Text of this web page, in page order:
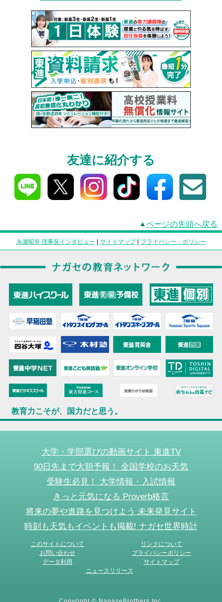
友達に紹介する
ページの先頭へ戻る
永瀬昭幸 理事長インタビュー サイトマップ| プライバシー・ポリシー
教育力こそが、国力だと思う。
大学・学部選びの動画サイト 東進TV
90日先まで大胆予報！ 全国学校のお天気
受験生必見！ 大学情報・入試情報
きっと元気になる Proverb格言
将来の夢や進路を見つけよう 未来発見サイト
時刻も天気もイベントも掲載! ナガセ世界時計
このサイトについて
リンクについて
お問い合わせ
プライバシーポリシー
データ利用
サイトマップ
ニュースリリース